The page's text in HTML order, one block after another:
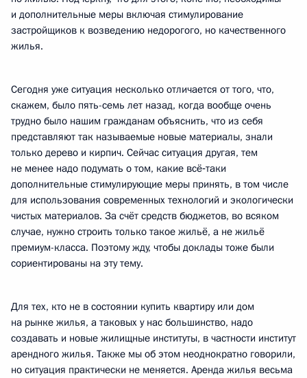
и дополнительные меры включая стимулирование
застройщиков к возведению недорогого, но качественного
жилья.
Сегодня уже ситуация несколько отличается от того, что,
скажем, было пять-семь лет назад, когда вообще очень
трудно было нашим гражданам объяснить, что из себя
представляют так называемые новые материалы, знали
только дерево и кирпич. Сейчас ситуация другая, тем
не менее надо подумать о том, какие всё‑таки
дополнительные стимулирующие меры принять, в том числе
для использования современных технологий и экологически
чистых материалов. За счёт средств бюджетов, во всяком
случае, нужно строить только такое жильё, а не жильё
премиум-класса. Поэтому жду, чтобы доклады тоже были
сориентированы на эту тему.
Для тех, кто не в состоянии купить квартиру или дом
на рынке жилья, а таковых у нас большинство, надо
создавать и новые жилищные институты, в частности институт
арендного жилья. Также мы об этом неоднократно говорили,
но ситуация практически не меняется. Аренда жилья весьма